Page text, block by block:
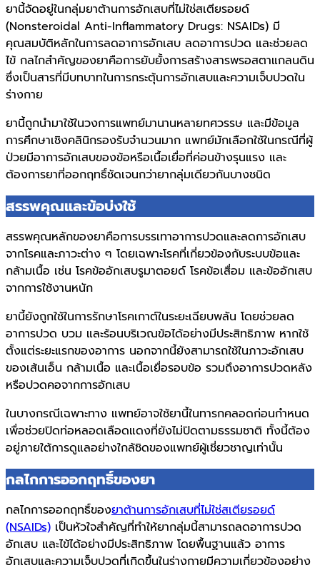
ยานี้จัดอยู่ในกลุ่มยาต้านการอักเสบที่ไม่ใช่สเตียรอยด์
(Nonsteroidal Anti-Inflammatory Drugs: NSAIDs) มี
คุณสมบัติหลักในการลดอาการอักเสบ ลดอาการปวด และช่วยลด
ไข้ กลไกสำคัญของยาคือการยับยั้งการสร้างสารพรอสตาแกลนดิน
ซึ่งเป็นสารที่มีบทบาทในการกระตุ้นการอักเสบและความเจ็บปวดใน
ร่างกาย
ยานี้ถูกนำมาใช้ในวงการแพทย์มานานหลายทศวรรษ และมีข้อมูล
การศึกษาเชิงคลินิกรองรับจำนวนมาก แพทย์มักเลือกใช้ในกรณีที่ผู้
ป่วยมีอาการอักเสบของข้อหรือเนื้อเยื่อที่ค่อนข้างรุนแรง และ
ต้องการยาที่ออกฤทธิ์ชัดเจนกว่ายากลุ่มเดียวกันบางชนิด
สรรพคุณและข้อบ่งใช้
สรรพคุณหลักของยาคือการบรรเทาอาการปวดและลดการอักเสบ
จากโรคและภาวะต่าง ๆ โดยเฉพาะโรคที่เกี่ยวข้องกับระบบข้อและ
กล้ามเนื้อ เช่น โรคข้ออักเสบรูมาตอยด์ โรคข้อเสื่อม และข้ออักเสบ
จากการใช้งานหนัก
ยานี้ยังถูกใช้ในการรักษาโรคเกาต์ในระยะเฉียบพลัน โดยช่วยลด
อาการปวด บวม และร้อนบริเวณข้อได้อย่างมีประสิทธิภาพ หากใช้
ตั้งแต่ระยะแรกของอาการ นอกจากนี้ยังสามารถใช้ในภาวะอักเสบ
ของเส้นเอ็น กล้ามเนื้อ และเนื้อเยื่อรอบข้อ รวมถึงอาการปวดหลัง
หรือปวดคอจากการอักเสบ
ในบางกรณีเฉพาะทาง แพทย์อาจใช้ยานี้ในทารกคลอดก่อนกำหนด
เพื่อช่วยปิดท่อหลอดเลือดแดงที่ยังไม่ปิดตามธรรมชาติ ทั้งนี้ต้อง
อยู่ภายใต้การดูแลอย่างใกล้ชิดของแพทย์ผู้เชี่ยวชาญเท่านั้น
กลไกการออกฤทธิ์ของยา
กลไกการออกฤทธิ์ของยาต้านการอักเสบที่ไม่ใช่สเตียรอยด์
(NSAIDs) เป็นหัวใจสำคัญที่ทำให้ยากลุ่มนี้สามารถลดอาการปวด
อักเสบ และไข้ได้อย่างมีประสิทธิภาพ โดยพื้นฐานแล้ว อาการ
อักเสบและความเจ็บปวดที่เกิดขึ้นในร่างกายมีความเกี่ยวข้องอย่าง